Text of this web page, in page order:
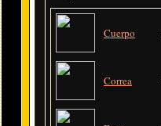
Cuerpo
Correa